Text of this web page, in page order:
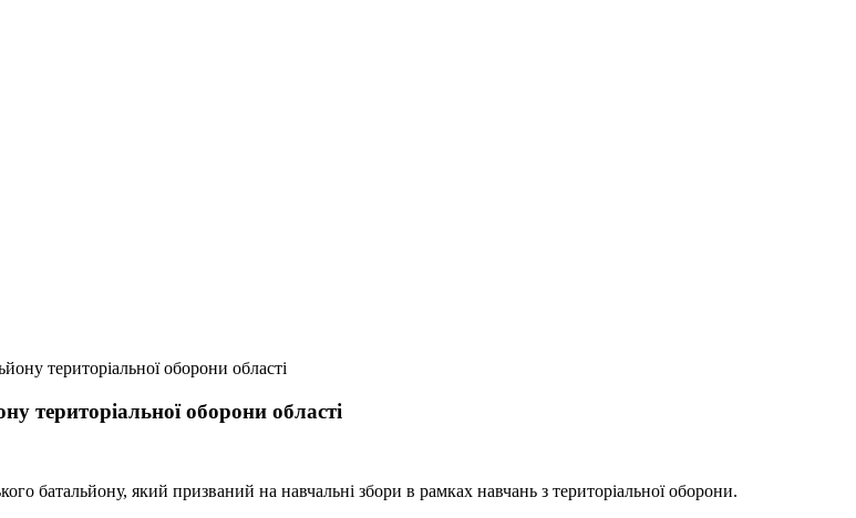
територіальної оборони області
територіальної оборони області
батальйону, який призваний на навчальні збори в рамках навчань з територіальної оборони.